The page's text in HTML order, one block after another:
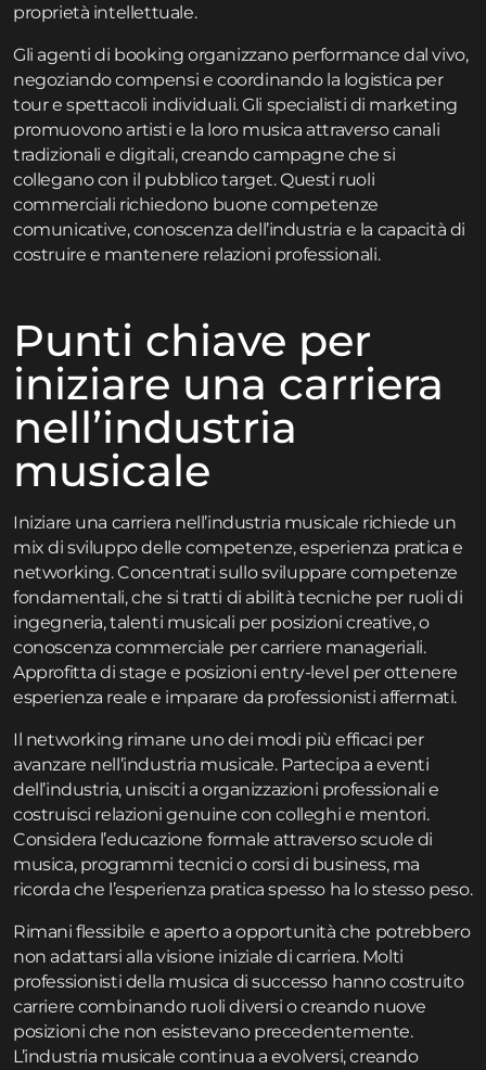
proprietà intellettuale.
Gli agenti di booking organizzano performance dal vivo,
negoziando compensi e coordinando la logistica per
tour e spettacoli individuali. Gli specialisti di marketing
promuovono artisti e la loro musica attraverso canali
tradizionali e digitali, creando campagne che si
collegano con il pubblico target. Questi ruoli
commerciali richiedono buone competenze
comunicative, conoscenza dell’industria e la capacità di
costruire e mantenere relazioni professionali.
Punti chiave per
iniziare una carriera
nell’industria
musicale
Iniziare una carriera nell’industria musicale richiede un
mix di sviluppo delle competenze, esperienza pratica e
networking. Concentrati sullo sviluppare competenze
fondamentali, che si tratti di abilità tecniche per ruoli di
ingegneria, talenti musicali per posizioni creative, o
conoscenza commerciale per carriere manageriali.
Approfitta di stage e posizioni entry-level per ottenere
esperienza reale e imparare da professionisti affermati.
Il networking rimane uno dei modi più efficaci per
avanzare nell’industria musicale. Partecipa a eventi
dell’industria, unisciti a organizzazioni professionali e
costruisci relazioni genuine con colleghi e mentori.
Considera l’educazione formale attraverso scuole di
musica, programmi tecnici o corsi di business, ma
ricorda che l’esperienza pratica spesso ha lo stesso peso.
Rimani flessibile e aperto a opportunità che potrebbero
non adattarsi alla visione iniziale di carriera. Molti
professionisti della musica di successo hanno costruito
carriere combinando ruoli diversi o creando nuove
posizioni che non esistevano precedentemente.
L’industria musicale continua a evolversi, creando